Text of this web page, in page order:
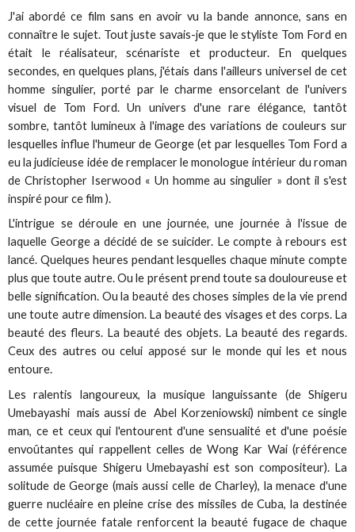
J'ai abordé ce film sans en avoir vu la bande annonce, sans en
connaître le sujet. Tout juste savais-je que le styliste Tom Ford en
était le réalisateur, scénariste et producteur. En quelques
secondes, en quelques plans, j'étais dans l'ailleurs universel de cet
homme singulier, porté par le charme ensorcelant de l'univers
visuel de Tom Ford. Un univers d'une rare élégance, tantôt
sombre, tantôt lumineux à l'image des variations de couleurs sur
lesquelles influe l'humeur de George (et par lesquelles Tom Ford a
eu la judicieuse idée de remplacer le monologue intérieur du roman
de Christopher Iserwood « Un homme au singulier » dont il s'est
inspiré pour ce film ).
L'intrigue se déroule en une journée, une journée à l'issue de
laquelle George a décidé de se suicider. Le compte à rebours est
lancé. Quelques heures pendant lesquelles chaque minute compte
plus que toute autre. Ou le présent prend toute sa douloureuse et
belle signification. Ou la beauté des choses simples de la vie prend
une toute autre dimension. La beauté des visages et des corps. La
beauté des fleurs. La beauté des objets. La beauté des regards.
Ceux des autres ou celui apposé sur le monde qui les et nous
entoure.
Les ralentis langoureux, la musique languissante (de Shigeru
Umebayashi mais aussi de Abel Korzeniowski) nimbent ce single
man, ce et ceux qui l'entourent d'une sensualité et d'une poésie
envoûtantes qui rappellent celles de Wong Kar Wai (référence
assumée puisque Shigeru Umebayashi est son compositeur). La
solitude de George (mais aussi celle de Charley), la menace d'une
guerre nucléaire en pleine crise des missiles de Cuba, la destinée
de cette journée fatale renforcent la beauté fugace de chaque